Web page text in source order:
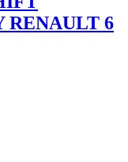
RENAULT 6